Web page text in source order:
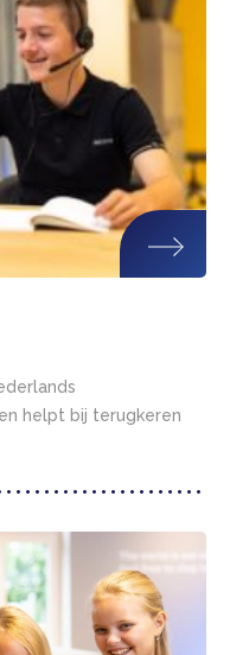
helpt bij terugkeren